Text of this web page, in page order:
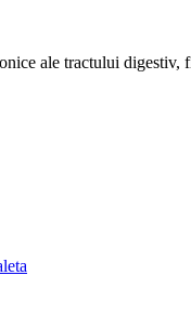
ale tractului digestiv,